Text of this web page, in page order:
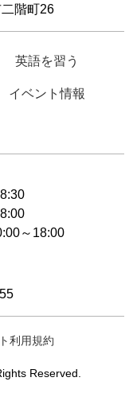
階町26
英語を習う
イベント情報
～18:00
利用規約
Reserved.